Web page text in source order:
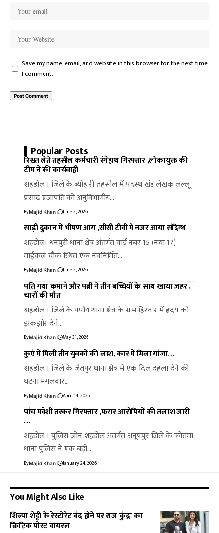
Save my name, email, and website in this browser for the next time
I comment.
Popular Posts
रिश्वत लेते तहसील कर्मचारी रंगेहाथ गिरफ्तार ,लोकायुक्त की
टीम ने की कार्यवाही
शहडोल । जिले के ब्योहारी तहसील में पदस्थ खंड लेखक लल्लू
प्रसाद प्रजापति को अनुविभागीय…
ByMajid Khan June 2, 2026
साड़ी दुकान में भीषण आग ,सीसी टीवी में नजर आया संदिग्ध
शहडोल। धनपुरी थाना क्षेत्र अंतर्गत वार्ड नंबर 15 (नया 17)
माईकल चौक स्थित एक नवनिर्मित…
ByMajid Khan June 2, 2026
पति गया कमाने और पत्नी ने तीन बच्चियों के साथ खाया ज़हर ,
चारों की मौत
शहडोल । जिले के पपौंध थाना क्षेत्र के ग्राम हिरवार में ह्रदय को
झकझोर देने…
ByMajid Khan May 31, 2026
कुएं में मिली तीन युवकों की लाश, कार में मिला गांजा….
शहडोल । जिले के जैतपुर थाना क्षेत्र में एक दिल दहला देने की
घटना मंगलवार…
ByMajid Khan April 14, 2026
पांच मवेशी तस्कर गिरफ्तार ,फरार आरोपियों की तलाश जारी
…
शहडोल । पुलिस जोन शहडोल अंतर्गत अनूपपुर जिले के कोतमा
थाना पुलिस ने एक बड़ी…
ByMajid Khan January 24, 2026
You Might Also Like
शिल्पा शेट्टी के रेस्टोरेंट बंद होने पर राज कुंद्रा का
क्रिप्टिक पोस्ट वायरल